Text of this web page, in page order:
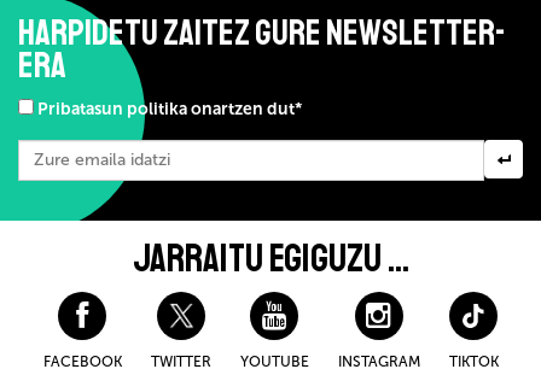
HARPIDETU ZAITEZ GURE NEWSLETTER-
ERA
Pribatasun politika onartzen dut*
JARRAITU EGIGUZU ...
FACEBOOK TWITTER YOUTUBE INSTAGRAM TIKTOK